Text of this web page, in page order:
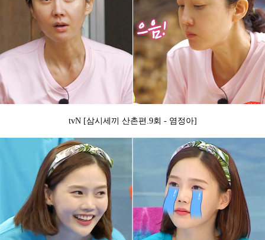
tvN [삼시세끼 산촌편.9회 - 염정아]